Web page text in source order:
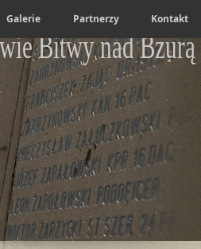
Galerie Partnerzy Kontakt
Bitwy nad Bzurą